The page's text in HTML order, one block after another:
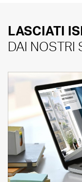
LASCIATI
DAI NOSTRI